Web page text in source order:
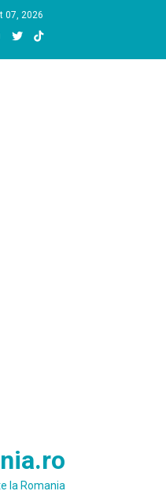
07, 2026
la Romania